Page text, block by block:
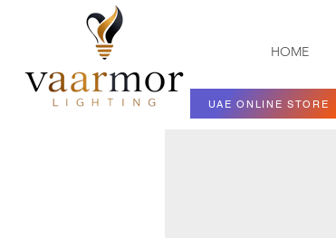
HOME
UAE ONLINE STORE